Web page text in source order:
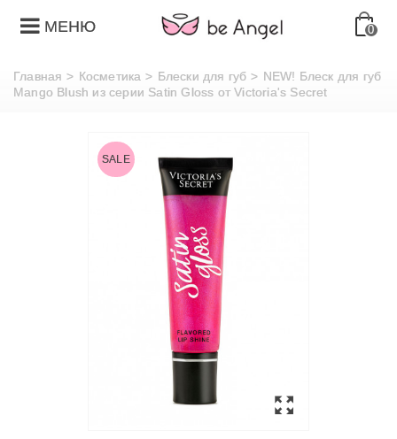
МЕНЮ 0
Главная > Косметика > Блески для губ > NEW! Блеск для губ
Mango Blush из серии Satin Gloss от Victoria's Secret
SALE